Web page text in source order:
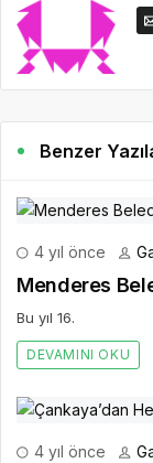
Benzer
4 yıl önce
Menderes
Bu yıl 16.
DEVAMINI OKU
4 yıl önce